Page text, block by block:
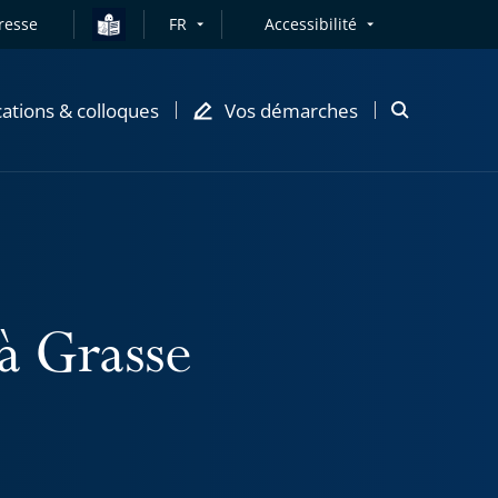
FR Accessibilité
& colloques Vos démarches
Ouvrir
Grasse